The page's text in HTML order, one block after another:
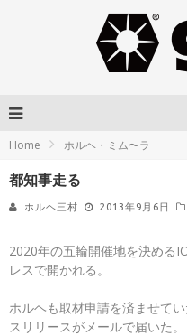
Home ホルヘ・ミム〜ラ
都知事走る
ホルヘ三村 2013年9月6日
2020年の五輪開催地を決める
レスで開かれる。
ホルヘも取材申請を済ませて
スリリースがメールで届いた。